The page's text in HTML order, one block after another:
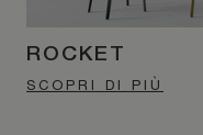
ROCKET
SCOPRI DI PIÙ